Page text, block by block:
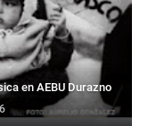
en AEBU Durazno